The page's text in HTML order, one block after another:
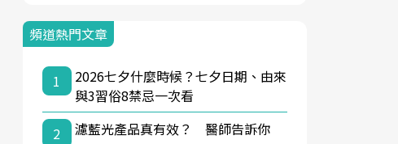
頻道熱門文章
1
2026七夕什麼時候？七夕日期、由來
與3習俗8禁忌一次看
2
濾藍光產品真有效？ 醫師告訴你